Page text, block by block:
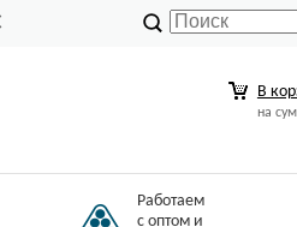
В
на
Работаем
с оптом и